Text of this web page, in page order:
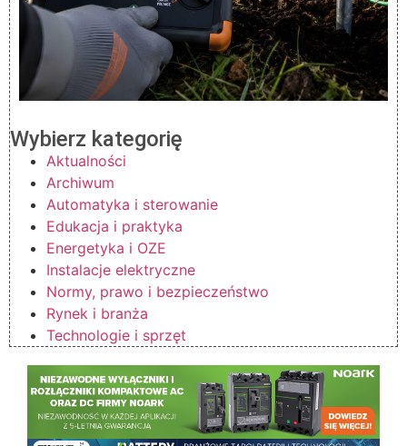
Wybierz kategorię
Aktualności
Archiwum
Automatyka i sterowanie
Edukacja i praktyka
Energetyka i OZE
Instalacje elektryczne
Normy, prawo i bezpieczeństwo
Rynek i branża
Technologie i sprzęt